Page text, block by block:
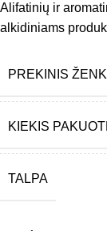
Alifatinių ir
alkidiniams
PREKINIS
KIEKIS
TALPA